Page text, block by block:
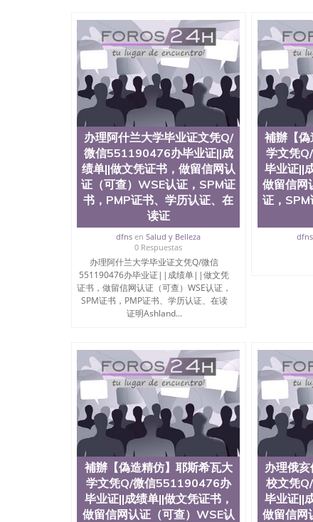
University）圣何塞州立大学成绩单（San
State University）圣何塞州立大学（San Jose
University）圣何塞州立大学（ San Jose State
圣何塞州立大学文凭（San Jose State
圣何塞州立大学文凭（San Jose State
塞州立大学学历（San Jose State University）
大学学历（San Jose State University）圣何
（San Jose State University）圣何塞州立大
State University）圣何塞州立大学学位证（
State University）圣何塞州立大学学位证（
University）圣何塞州立大学（San Jose State
何塞州立大学（San Jose State University）
立大学学位证（San Jose State University）
立大学结业证（San Jose State University）
立大学学位证（San Jose State University）
立大学学历证书（San Jose State University
塞州立大学学历证书（San Jose State
读CQU中央昆士兰大学学历 绩单购买学位证
学历offieUniversityofSouthernQueensland 澳
央昆士兰大学学历成绩单购买学位证书/澳洲
理芝加哥洛约拉大学文凭Q/微信551190476办
证，SPM证书，PMP证书、学历认证、在读证
办理阿什兰大学毕业证文凭Q/
微信551190476办毕业证||成
绩单||做文凭证书，做留信网认
证（可查）WSE认证，SPM证
书，PMP证书、学历认证、在
读证
dfns enSalud y Belleza
0 Respuestas
办理阿什兰大学毕业证文凭Q/微信
551190476办毕业证||成绩单||做文凭
证书，做留信网认证（可查）WSE认证，
SPM证书，PMP证书、学历认证、在读
证明Ashland...
補辦【
学文凭
毕业证||
做留信网
证，
dfns
補辦【偽造精仿】耶斯希瓦大
学文凭Q/微信551190476办
毕业证||成绩单||做文凭证书，
做留信网认证（可查）WSE认
办理俄
校文凭
毕业证||
做留信网